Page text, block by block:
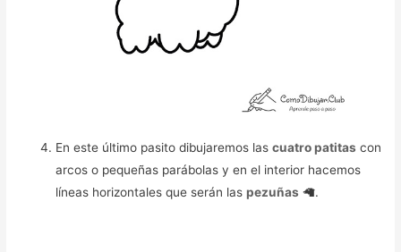
En este último pasito dibujaremos lascuatro patitas con
arcos o pequeñas parábolas y en el interior hacemos
líneas horizontales que serán laspezuñas 🦙.